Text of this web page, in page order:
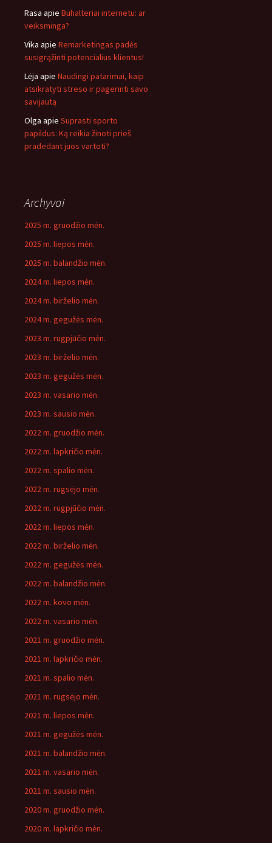
Rasa apie Buhalteriai internetu: ar
veiksminga?
Vika apie Remarketingas padės
susigrąžinti potencialius klientus!
Lėja apie Naudingi patarimai, kaip
atsikratyti streso ir pagerinti savo
savijautą
Olga apie Suprasti sporto
papildus: Ką reikia žinoti prieš
pradedant juos vartoti?
Archyvai
2025 m. gruodžio mėn.
2025 m. liepos mėn.
2025 m. balandžio mėn.
2024 m. liepos mėn.
2024 m. birželio mėn.
2024 m. gegužės mėn.
2023 m. rugpjūčio mėn.
2023 m. birželio mėn.
2023 m. gegužės mėn.
2023 m. vasario mėn.
2023 m. sausio mėn.
2022 m. gruodžio mėn.
2022 m. lapkričio mėn.
2022 m. spalio mėn.
2022 m. rugsėjo mėn.
2022 m. rugpjūčio mėn.
2022 m. liepos mėn.
2022 m. birželio mėn.
2022 m. gegužės mėn.
2022 m. balandžio mėn.
2022 m. kovo mėn.
2022 m. vasario mėn.
2021 m. gruodžio mėn.
2021 m. lapkričio mėn.
2021 m. spalio mėn.
2021 m. rugsėjo mėn.
2021 m. liepos mėn.
2021 m. gegužės mėn.
2021 m. balandžio mėn.
2021 m. vasario mėn.
2021 m. sausio mėn.
2020 m. gruodžio mėn.
2020 m. lapkričio mėn.